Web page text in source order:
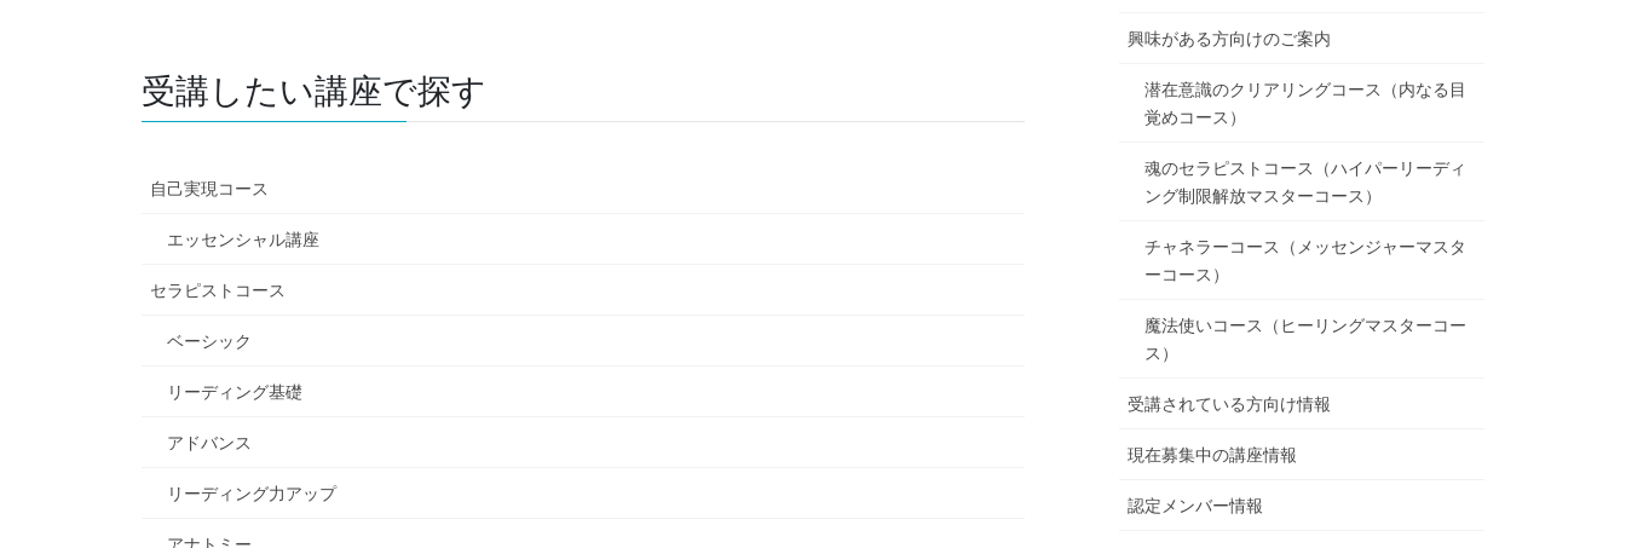
受講したい講座で探す
自己実現コース
エッセンシャル講座
セラピストコース
ベーシック
リーディング基礎
アドバンス
リーディング力アップ
アナトミー
興味がある方向けのご案内
潜在意識のクリアリングコース（内なる目
覚めコース）
魂のセラピストコース（ハイパーリーディ
ング制限解放マスターコース）
チャネラーコース（メッセンジャーマスタ
ーコース）
魔法使いコース（ヒーリングマスターコー
ス）
受講されている方向け情報
現在募集中の講座情報
認定メンバー情報